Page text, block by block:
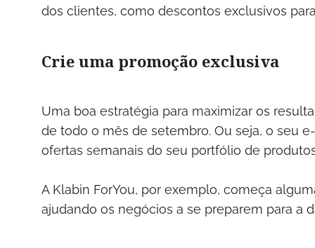
dos clientes, como descontos exclusivos
Crie uma promoção exclusiva
Uma boa estratégia para maximizar os
de todo o mês de setembro. Ou seja, o seu
ofertas semanais do seu portfólio de
A Klabin ForYou, por exemplo, começa
ajudando os negócios a se preparem para